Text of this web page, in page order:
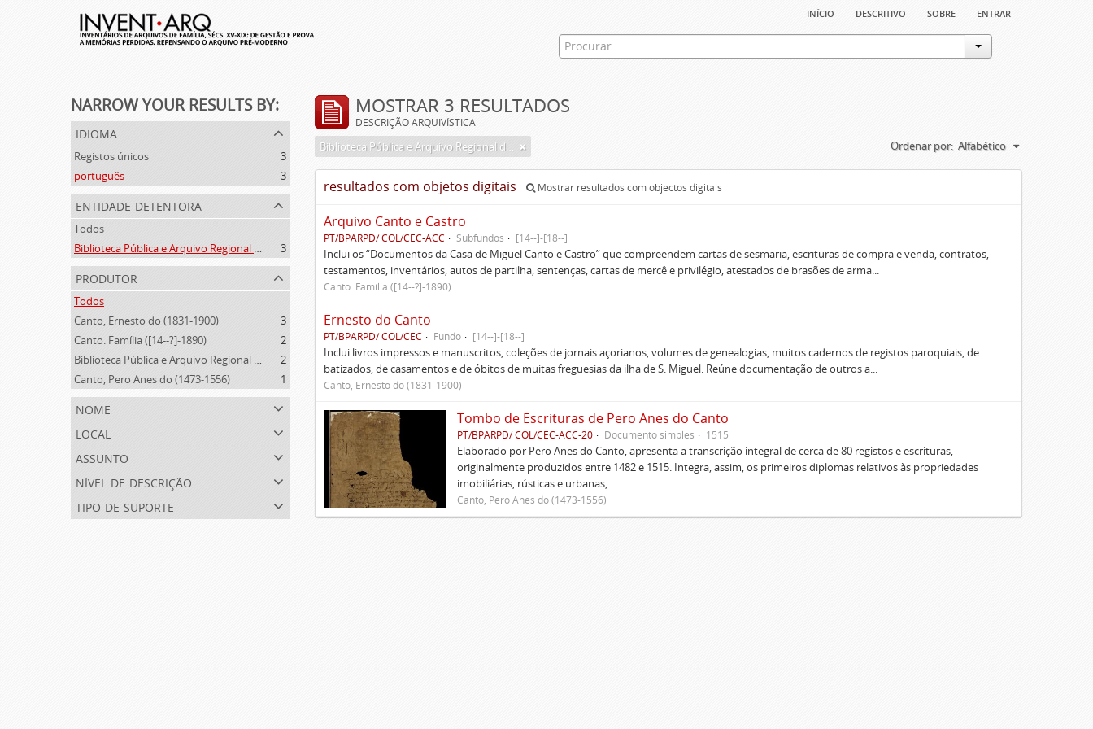
início descritivo sobre entrar
NARROW YOUR RESULTS BY:
idioma
Registos únicos
3
português
3
entidade detentora
Todos
Biblioteca Pública e Arquivo Regional de Ponta Delgada
3
produtor
Todos
Canto, Ernesto do (1831-1900)
3
Canto. Família ([14--?]-1890)
2
Biblioteca Pública e Arquivo Regional de Ponta Delgada (1841- )
2
Canto, Pero Anes do (1473-1556)
1
nome
local
assunto
nível de descrição
tipo de suporte
MOSTRAR 3 RESULTADOS
DESCRIÇÃO ARQUIVÍSTICA
Biblioteca Pública e Arquivo Regional de Ponta Delgada Ordenar por: Alfabético
resultados com objetos digitais Mostrar resultados com objectos digitais
Arquivo Canto e Castro
PT/BPARPD/ COL/CEC-ACC Subfundos [14--]-[18--]
Inclui os “Documentos da Casa de Miguel Canto e Castro” que compreendem cartas de sesmaria, escrituras de compra e venda, contratos,
testamentos, inventários, autos de partilha, sentenças, cartas de mercê e privilégio, atestados de brasões de arma...
Canto. Família ([14--?]-1890)
Ernesto do Canto
PT/BPARPD/ COL/CEC Fundo [14--]-[18--]
Inclui livros impressos e manuscritos, coleções de jornais açorianos, volumes de genealogias, muitos cadernos de registos paroquiais, de
batizados, de casamentos e de óbitos de muitas freguesias da ilha de S. Miguel. Reúne documentação de outros a...
Canto, Ernesto do (1831-1900)
Tombo de Escrituras de Pero Anes do Canto
PT/BPARPD/ COL/CEC-ACC-20 Documento simples 1515
Elaborado por Pero Anes do Canto, apresenta a transcrição integral de cerca de 80 registos e escrituras,
originalmente produzidos entre 1482 e 1515. Integra, assim, os primeiros diplomas relativos às propriedades
imobiliárias, rústicas e urbanas, ...
Canto, Pero Anes do (1473-1556)